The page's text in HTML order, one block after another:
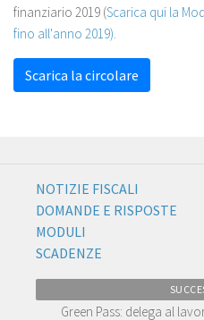
finanziario 2019 (Scarica qui la
fino all'anno 2019).
Scarica la circolare
NOTIZIE FISCALI
DOMANDE E RISPOSTE
MODULI
SCADENZE
Green Pass: delega al